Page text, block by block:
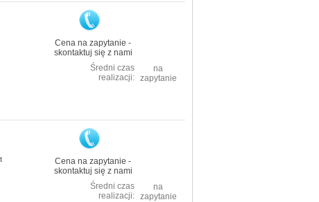
Cena na zapytanie -
skontaktuj się z nami
na
zapytanie
Średni czas
realizacji:
Cena na zapytanie -
skontaktuj się z nami
na
zapytanie
Średni czas
realizacji: